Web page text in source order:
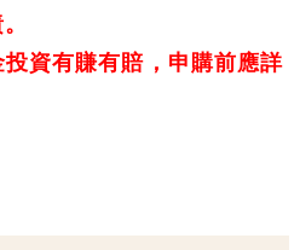
資有賺有賠，申購前應詳